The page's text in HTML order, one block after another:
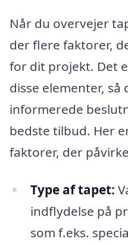
Når du overvejer
der flere faktorer,
for dit projekt. Det
disse elementer,
informerede
bedste tilbud. Her
faktorer, der
Type af tapet:
indflydelse på
som f.eks.